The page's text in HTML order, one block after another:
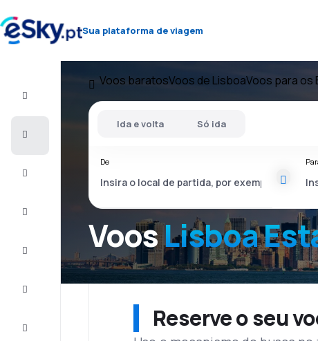
Sua plataforma de viagem
Alojamentos
Voos baratosVoos de LisboaVoos para os
VoosLisboa
Ida e volta Só ida
De
Reserve o seu